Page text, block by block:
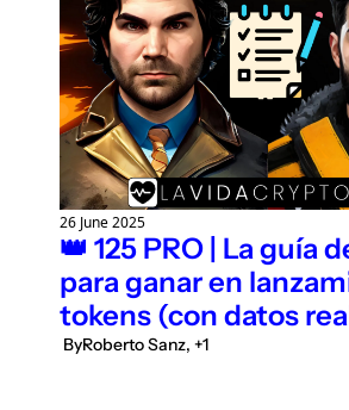
26 June 2025
👑 125 PRO | La guía
para ganar en
tokens (con datos
ByRoberto Sanz, +1